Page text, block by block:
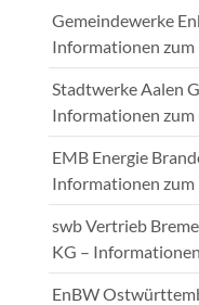
Gemeindewerke
Informationen
Stadtwerke Aalen
Informationen
EMB Energie
Informationen
swb Vertrieb
KG –
EnBW